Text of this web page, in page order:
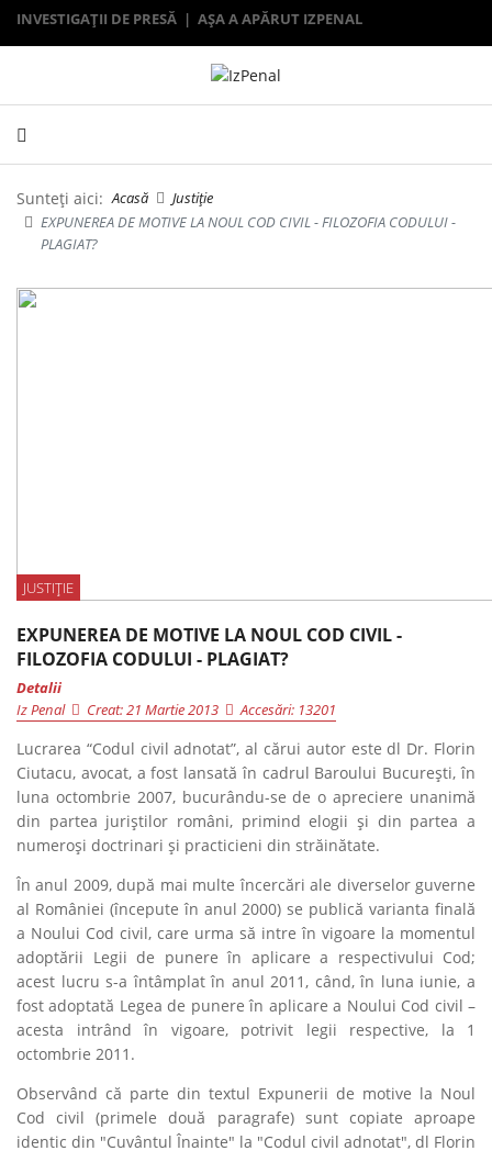
INVESTIGAȚII DE PRESĂ | AȘA A APĂRUT IZPENAL
Sunteți aici:Acasă
Justiție
EXPUNEREA DE MOTIVE LA NOUL COD CIVIL - FILOZOFIA CODULUI -
PLAGIAT?
JUSTIȚIE
EXPUNEREA DE MOTIVE LA NOUL COD CIVIL -
FILOZOFIA CODULUI - PLAGIAT?
Detalii
Iz Penal
Creat: 21 Martie 2013 Accesări: 13201
Lucrarea “Codul civil adnotat”, al cărui autor este dl Dr. Florin
Ciutacu, avocat, a fost lansată în cadrul Baroului Bucureşti, în
luna octombrie 2007, bucurându-se de o apreciere unanimă
din partea juriştilor români, primind elogii și din partea a
numeroşi doctrinari şi practicieni din străinătate.
În anul 2009, după mai multe încercări ale diverselor guverne
al României (începute în anul 2000) se publică varianta finală
a Noului Cod civil, care urma să intre în vigoare la momentul
adoptării Legii de punere în aplicare a respectivului Cod;
acest lucru s-a întâmplat în anul 2011, când, în luna iunie, a
fost adoptată Legea de punere în aplicare a Noului Cod civil –
acesta intrând în vigoare, potrivit legii respective, la 1
octombrie 2011.
Observând că parte din textul Expunerii de motive la Noul
Cod civil (primele două paragrafe) sunt copiate aproape
identic din "Cuvântul Înainte" la "Codul civil adnotat", dl Florin